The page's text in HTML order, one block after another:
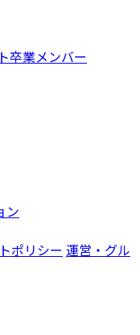
卒業メンバー
ン
ポリシー 運営・グル